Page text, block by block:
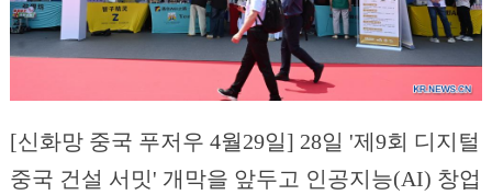
[신화망 중국 푸저우 4월29일] 28일 '제9회 디지털
중국 건설 서밋' 개막을 앞두고 인공지능(AI) 창업